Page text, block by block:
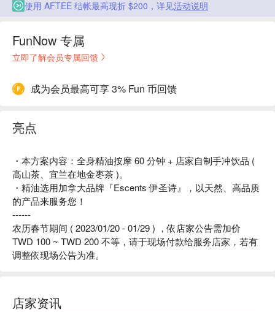
使用 AFTEE 结帐最高现折 $200，详见活动说明
FunNow 专属
立即了解会员专属回馈
成为会员最高可享 3% Fun 币回馈
亮点
・本方案内容：全身精油按摩 60 分钟 + 店家自制手冲饮品 (
高山茶、宜兰在地金枣茶 )。
・精油选用加拿大品牌『Escents 伊圣诗』，以天然、高品质
的产品来服务您！
------
农历春节期间 ( 2023/01/20 - 01/29 ) ，依店家公告需加价
TWD 100 ~ TWD 200 不等，请于现场付款给服务店家，若有
调整依现场公告为准。
店家资讯